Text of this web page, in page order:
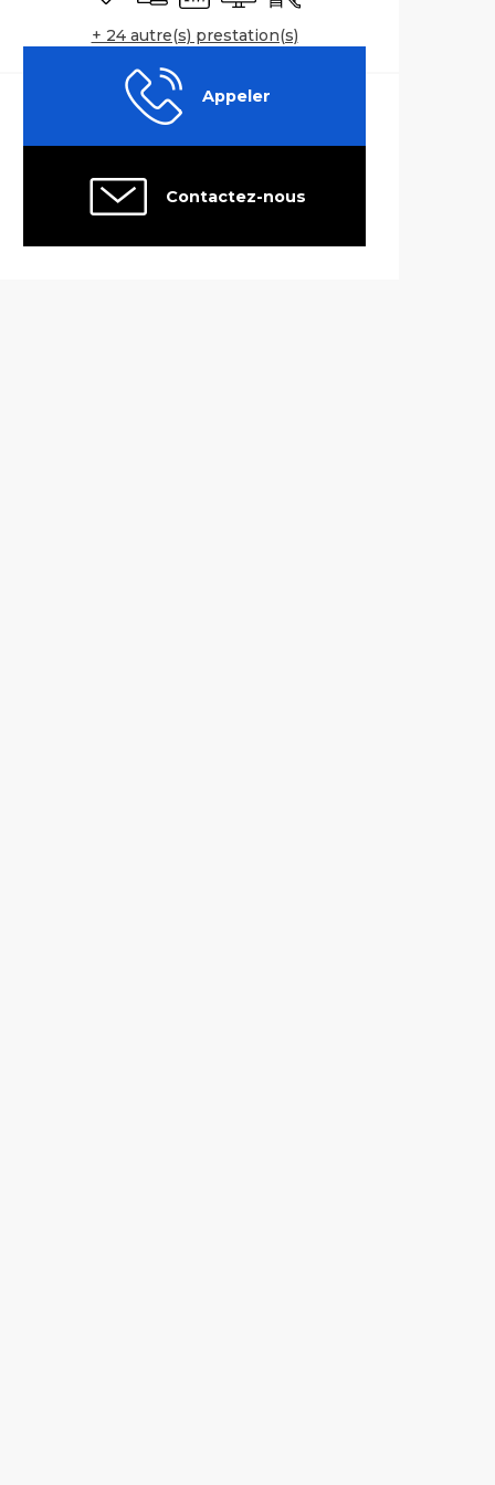
+ 24 autre(s) prestation(s)
Appeler
Contactez-nous